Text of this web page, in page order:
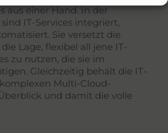
aus einer Hand. In der
IT-Services integriert,
Sie versetzt die
Lage, flexibel all jene IT-
zu nutzen, die sie im
Gleichzeitig behält die IT-
Multi-Cloud-
und damit die volle